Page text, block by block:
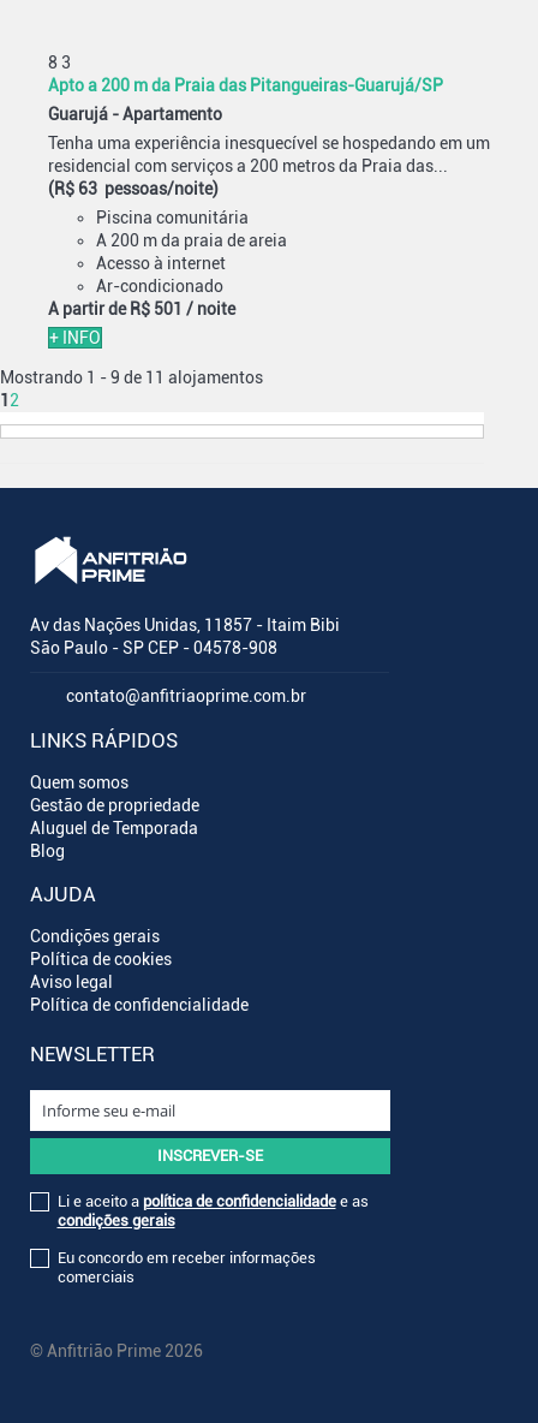
8 3
Apto a 200 m da Praia das Pitangueiras-Guarujá/SP
Guarujá -Apartamento
Tenha uma experiência inesquecível se hospedando em um
residencial com serviços a 200 metros da Praia das...
(R$ 63 pessoas/noite)
Piscina comunitária
A 200 m da praia de areia
Acesso à internet
Ar-condicionado
A partir de R$ 501 / noite
+ INFO
Mostrando 1 - 9 de 11 alojamentos
12
Av das Nações Unidas, 11857 - Itaim Bibi
São Paulo - SP CEP - 04578-908
contato@anfitriaoprime.com.br
LINKS RÁPIDOS
Quem somos
Gestão de propriedade
Aluguel de Temporada
Blog
AJUDA
Condições gerais
Política de cookies
Aviso legal
Política de confidencialidade
NEWSLETTER
Li e aceito a política de confidencialidadee as
condições gerais
Eu concordo em receber informações
comerciais
© Anfitrião Prime 2026